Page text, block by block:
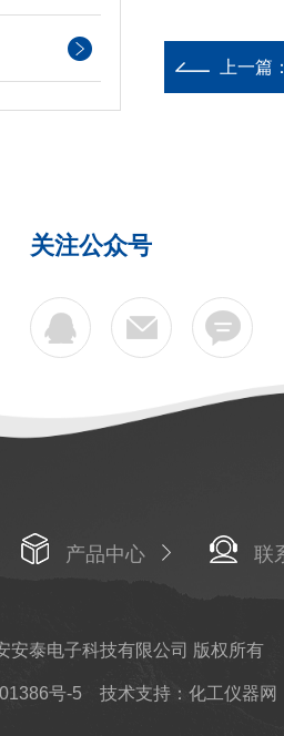
上一篇：
关注公众号
产品中心 联
安泰电子科技有限公司 版权所有
号-5 技术支持：化工仪器网